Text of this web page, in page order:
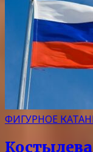
ФИГУРНОЕ